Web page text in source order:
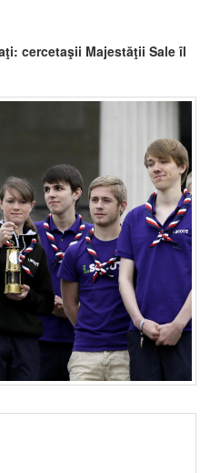
cercetaşii Majestăţii Sale îl